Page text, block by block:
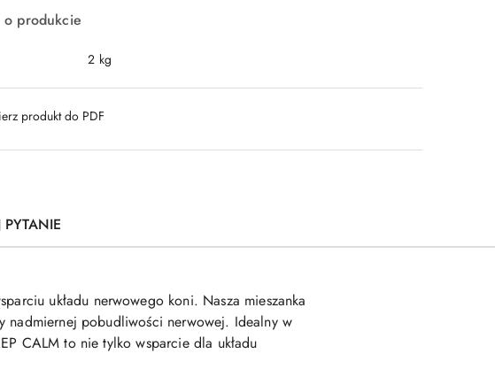
produkcie
2 kg
produkt do PDF
PYTANIE
układu nerwowego koni. Nasza mieszanka
nadmiernej pobudliwości nerwowej. Idealny w
CALM to nie tylko wsparcie dla układu